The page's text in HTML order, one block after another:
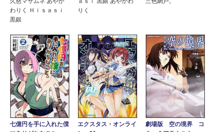
わりく Ｈｉｓａｓｉ
黒銀
りく
七億円を手に入れた僕
エクスタス・オンライ
劇場版 空の境界 コ